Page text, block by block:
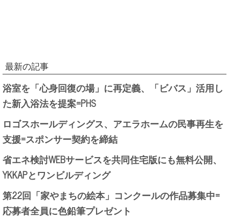
最新の記事
浴室を「心身回復の場」に再定義、「ビバス」活用し
た新入浴法を提案=PHS
ロゴスホールディングス、アエラホームの民事再生を
支援=スポンサー契約を締結
省エネ検討WEBサービスを共同住宅版にも無料公開、
YKKAPとワンビルディング
第22回「家やまちの絵本」コンクールの作品募集中=
応募者全員に色鉛筆プレゼント